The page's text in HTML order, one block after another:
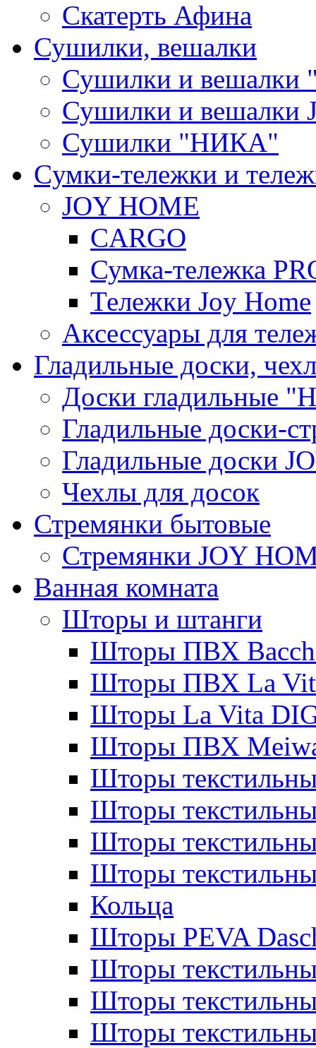
Скатерть Афина
Сушилки, вешалки
Сушилки и вешалки
Сушилки и вешалки
Сушилки "НИКА"
Cумки-тележки и
JOY HOME
CARGO
Сумка-тележка
Тележки Joy Home
Аксессуары для
Гладильные доски,
Доски гладильные
Гладильные доски-
Гладильные доски
Чехлы для досок
Стремянки бытовые
Стремянки JOY
Ванная комната
Шторы и штанги
Шторы ПВХ
Шторы ПВХ La
Шторы La Vita
Шторы ПВХ
Шторы
Шторы
Шторы
Шторы
Кольца
Шторы PEVA
Шторы
Шторы
Шторы